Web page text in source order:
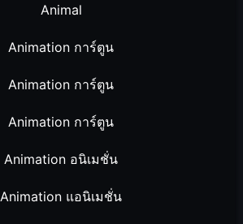
Animal
Animation การ์ตูน
Animation การ์ตูน
Animation การ์ตูน
Animation อนิเมชั่น
Animation แอนิเมชั่น